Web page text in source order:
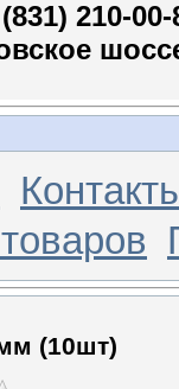
210-00-
(10шт)